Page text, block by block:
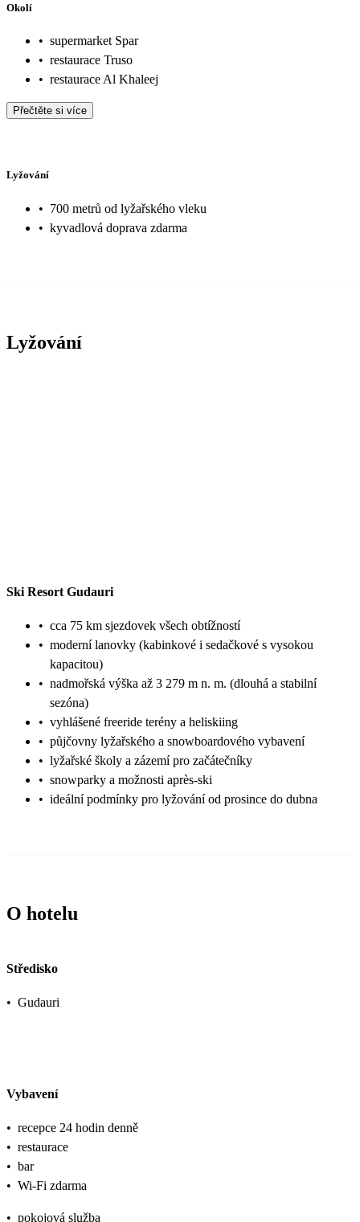
Okolí
• supermarket Spar
• restaurace Truso
• restaurace Al Khaleej
Přečtěte si více
Lyžování
• 700 metrů od lyžařského vleku
• kyvadlová doprava zdarma
Lyžování
Ski Resort Gudauri
• cca 75 km sjezdovek všech obtížností
• moderní lanovky (kabinkové i sedačkové s vysokou
kapacitou)
• nadmořská výška až 3 279 m n. m. (dlouhá a stabilní
sezóna)
• vyhlášené freeride terény a heliskiing
• půjčovny lyžařského a snowboardového vybavení
• lyžařské školy a zázemí pro začátečníky
• snowparky a možnosti après-ski
• ideální podmínky pro lyžování od prosince do dubna
O hotelu
Středisko
• Gudauri
Vybavení
• recepce 24 hodin denně
• restaurace
• bar
• Wi-Fi zdarma
• pokojová služba